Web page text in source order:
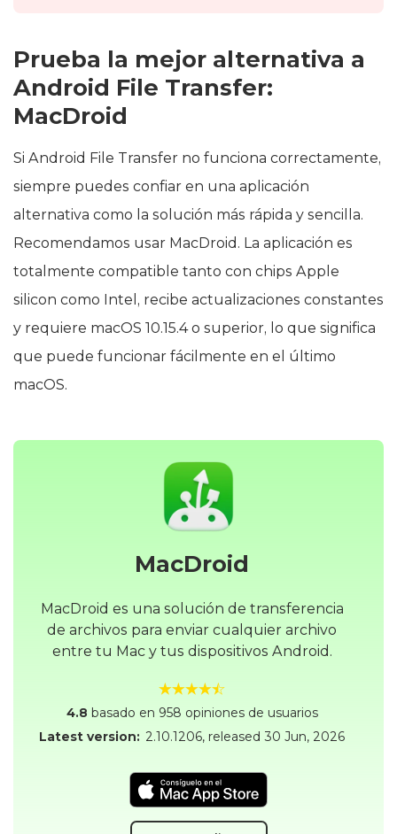
Prueba la mejor alternativa a
Android File Transfer:
MacDroid
Si Android File Transfer no funciona correctamente,
siempre puedes confiar en una aplicación
alternativa como la solución más rápida y sencilla.
Recomendamos usar MacDroid. La aplicación es
totalmente compatible tanto con chips Apple
silicon como Intel, recibe actualizaciones constantes
y requiere macOS 10.15.4 o superior, lo que significa
que puede funcionar fácilmente en el último
macOS.
MacDroid
MacDroid es una solución de transferencia
de archivos para enviar cualquier archivo
entre tu Mac y tus dispositivos Android.
4.8 basado en 958 opiniones de usuarios
Latest version: 2.10.1206, released 30 Jun, 2026